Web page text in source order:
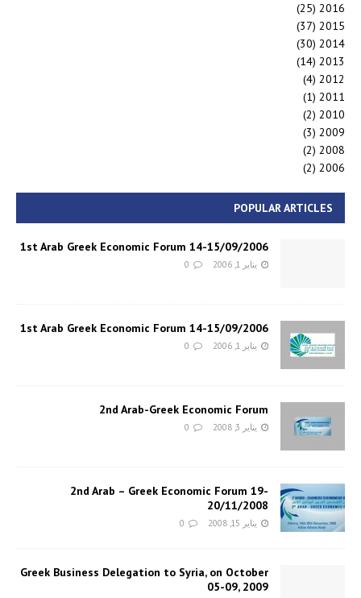
2016
(25)
2015
(37)
2014
(30)
2013
(14)
2012
(4)
2011
(1)
2010
(2)
2009
(3)
2008
(2)
2006
(2)
POPULAR ARTICLES
1st Arab Greek Economic Forum 14-15/09/2006
يناير 1, 2006 0
1st Arab Greek Economic Forum 14-15/09/2006
يناير 1, 2006 0
2nd Arab-Greek Economic Forum
يناير 3, 2008 0
2nd Arab – Greek Economic Forum 19-
20/11/2008
يناير 15, 2008 0
Greek Business Delegation to Syria, on October
05-09, 2009